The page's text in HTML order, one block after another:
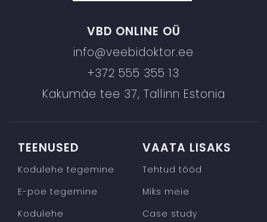
VBD ONLINE OÜ
info@veebidoktor.ee
+372 555 355 13
Kakumäe tee 37, Tallinn Estonia
TEENUSED
Kodulehe tegemine
E-poe tegemine
Kodulehe
VAATA LISAKS
Tehtud tööd
Miks meie
Case study